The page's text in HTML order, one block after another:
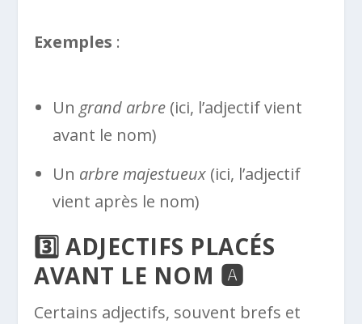
Exemples :
Ungrand arbre (ici, l’adjectif vient
avant le nom)
Un arbre majestueux (ici, l’adjectif
vient après le nom)
3️⃣ ADJECTIFS PLACÉS
AVANT LE NOM 🅰️
Certains adjectifs, souvent brefs et